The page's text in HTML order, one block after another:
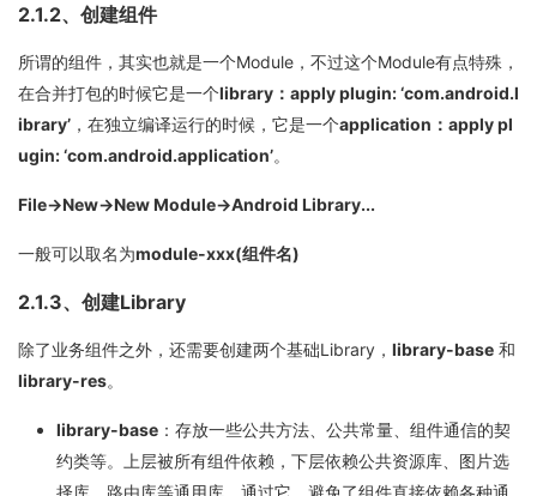
2.1.2、创建组件
所谓的组件，其实也就是一个Module，不过这个Module有点特殊，
在合并打包的时候它是一个library：apply plugin: ‘com.android.l
ibrary’ ，在独立编译运行的时候，它是一个application：apply pl
ugin: ‘com.android.application’。
File->New->New Module->Android Library...
一般可以取名为module-xxx(组件名)
2.1.3、创建Library
除了业务组件之外，还需要创建两个基础Library， library-base 和
library-res。
library-base ：存放一些公共方法、公共常量、组件通信的契
约类等。上层被所有组件依赖，下层依赖公共资源库、图片选
择库、路由库等通用库，通过它，避免了组件直接依赖各种通